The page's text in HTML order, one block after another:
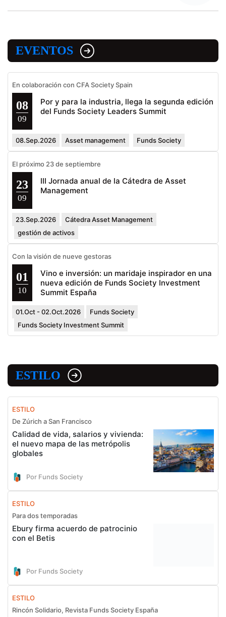
EVENTOS
En colaboración con CFA Society Spain
08
09
Por y para la industria, llega la segunda edición
del Funds Society Leaders Summit
08.Sep.2026 Asset management Funds Society
El próximo 23 de septiembre
23
09
III Jornada anual de la Cátedra de Asset
Management
23.Sep.2026
Cátedra Asset Management
gestión de activos
Con la visión de nueve gestoras
01
10
Vino e inversión: un maridaje inspirador en una
nueva edición de Funds Society Investment
Summit España
01.Oct - 02.Oct.2026
Funds Society
Funds Society Investment Summit
ESTILO
ESTILO
De Zúrich a San Francisco
Calidad de vida, salarios y vivienda:
el nuevo mapa de las metrópolis
globales
Por Funds Society
ESTILO
Para dos temporadas
Ebury firma acuerdo de patrocinio
con el Betis
Por Funds Society
ESTILO
Rincón Solidario, Revista Funds Society España